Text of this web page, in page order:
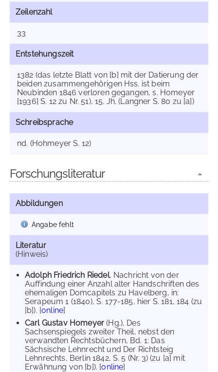
Zeilenzahl
33
Entstehungszeit
1382 (das letzte Blatt von [b] mit der Datierung der
beiden zusammengehörigen Hss. ist beim
Neubinden 1846 verloren gegangen, s. Homeyer
[1936] S. 12 zu Nr. 51), 15. Jh. (Langner S. 80 zu [a])
Schreibsprache
nd. (Hohmeyer S. 12)
Forschungsliteratur
Abbildungen
Angabe fehlt
Literatur
(Hinweis)
Adolph Friedrich Riedel, Nachricht von der
Auffindung einer Anzahl alter Handschriften des
ehemaligen Domcapitels zu Havelberg, in:
Serapeum 1 (1840), S. 177-185, hier S. 181, 184 (zu
[b]). [online]
Carl Gustav Homeyer(Hg.), Des
Sachsenspiegels zweiter Theil, nebst den
verwandten Rechtsbüchern, Bd. 1: Das
Sächsische Lehnrecht und Der Richtsteig
Lehnrechts, Berlin 1842, S. 5 (Nr. 3) (zu [a] mit
Erwähnung von [b]). [online]